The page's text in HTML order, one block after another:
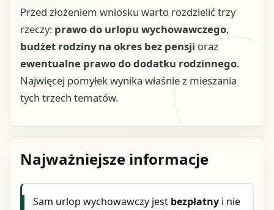
Przed złożeniem wniosku warto rozdzielić trzy
rzeczy: prawo do urlopu wychowawczego,
budżet rodziny na okres bez pensji oraz
ewentualne prawo do dodatku rodzinnego.
Najwięcej pomyłek wynika właśnie z mieszania
tych trzech tematów.
Najważniejsze informacje
Sam urlop wychowawczy jest bezpłatny i nie